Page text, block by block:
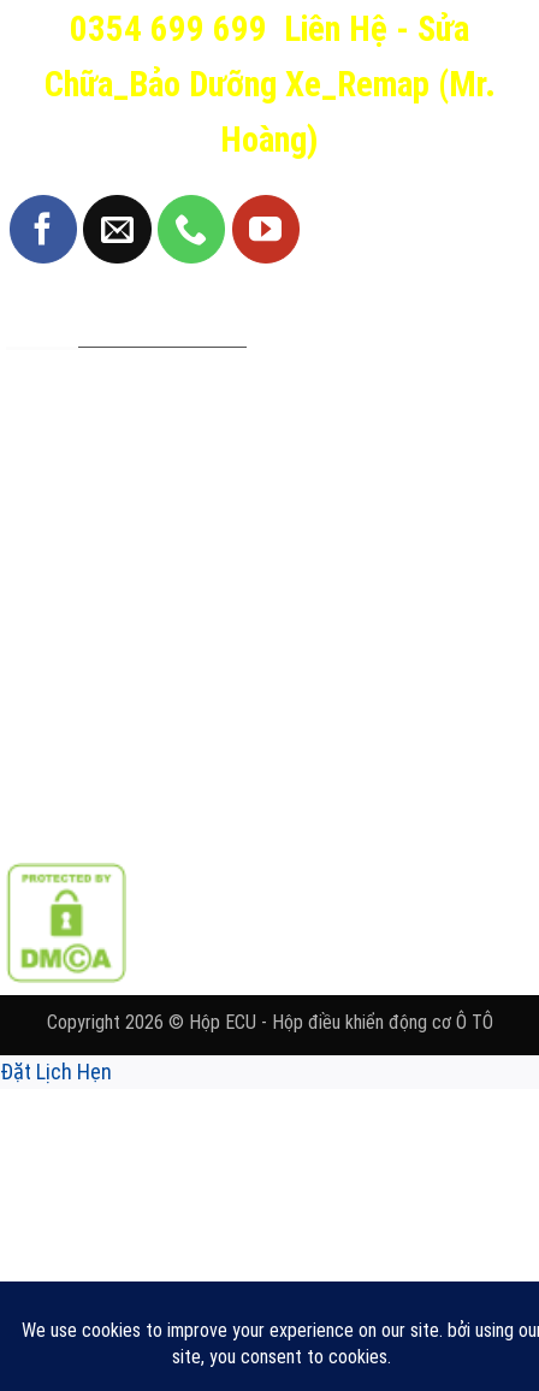
0354 699 699 Liên Hệ - Sửa
Chữa_Bảo Dưỡng Xe_Remap (Mr.
Hoàng)
Copyright 2026 © Hộp ECU - Hộp điều khiển động cơ Ô TÔ
Đặt Lịch Hẹn